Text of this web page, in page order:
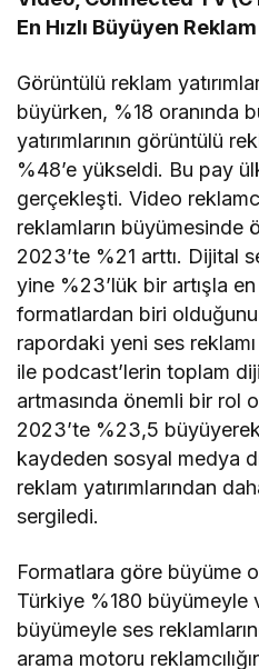
En Hızlı Büyüyen
Görüntülü reklam
büyürken, %18 oranında
yatırımlarının görüntülü
%48’e yükseldi. Bu pay
gerçekleşti. Video
reklamların büyümesinde
2023’te %21 arttı. Dijital
yine %23’lük bir artışla en
formatlardan biri
rapordaki yeni ses
ile podcast’lerin toplam
artmasında önemli bir rol
2023’te %23,5
kaydeden sosyal medya
reklam yatırımlarından
sergiledi.
Formatlara göre büyüme
Türkiye %180 büyümeyle
büyümeyle ses
arama motoru